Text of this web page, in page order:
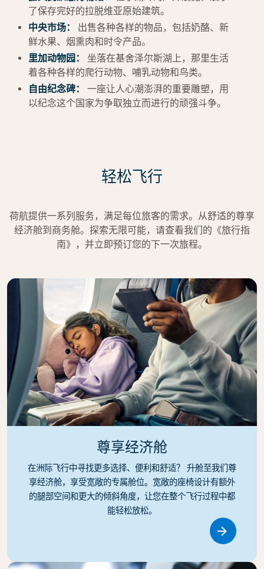
了保存完好的拉脱维亚原始建筑。
中央市场： 出售各种各样的物品，包括奶酪、新
鲜水果、烟熏肉和时令产品。
里加动物园： 坐落在基舍泽尔斯湖上，那里生活
着各种各样的爬行动物、哺乳动物和鸟类。
自由纪念碑： 一座让人心潮澎湃的重要雕塑，用
以纪念这个国家为争取独立而进行的顽强斗争。
轻松飞行
荷航提供一系列服务，满足每位旅客的需求。从舒适的尊享
经济舱到商务舱。探索无限可能，请查看我们的《旅行指
南》，并立即预订您的下一次旅程。
尊享经济舱
在洲际飞行中寻找更多选择、便利和舒适？ 升舱至我们尊
享经济舱，享受宽敞的专属舱位。宽敞的座椅设计有额外
的腿部空间和更大的倾斜角度，让您在整个飞行过程中都
能轻松放松。